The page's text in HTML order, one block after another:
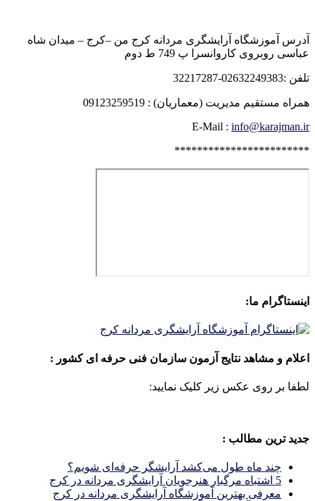
آدرس آموزشگاه آرایشگری مردانه کرج من –کرج – میدان شاه
عباسی روبروی کاروانسرا پ 749 ط دوم
تلفن :02632249383-32217287
همراه مستقیم مدیریت (معماریان) : 09123259519
E-Mail : info@karajman.ir
************************
اینستاگرام ما:
اعلام و مشاهد نتایج آزمون سازمان فنی حرفه ای کشور :
لطفا بر روی عکس زیر کلیک نمایید:
جدید ترین مطالب :
چند ماه طول می‌کشد آرایشگر حرفه‌ای شویم؟
5 اشتباه مرگبار هنرجویان آرایشگری مردانه در کرج
معرفی بهترین آموزشگاه آرایشگری مردانه در کرج